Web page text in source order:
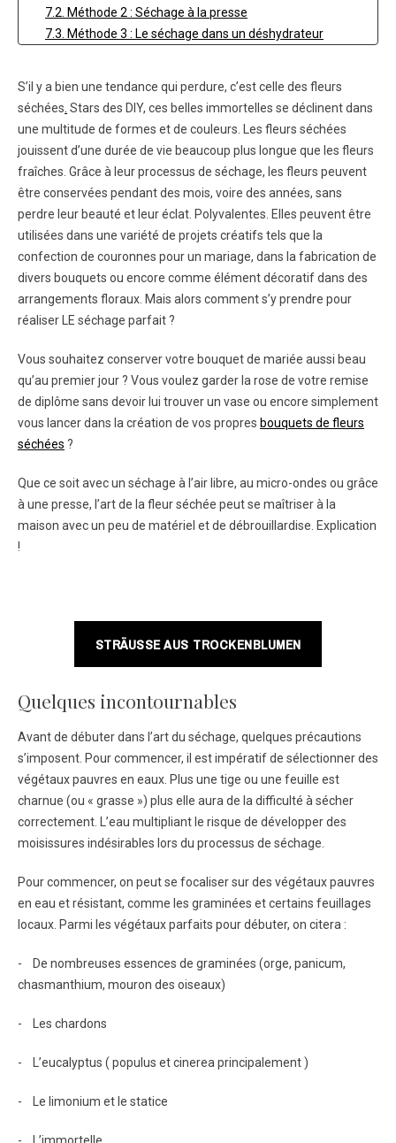
7.2. Méthode 2 : Séchage à la presse
7.3. Méthode 3 : Le séchage dans un déshydrateur
8. Préserver la beauté de vos fleurs séchées
9. Sträuße aus Trockenblumen
10.1. Combien de temps faut-il pour sécher un bouquet ?
10.2. Comment conserver des bouquets séchés sur le
long terme ?
10.3. Combien de temps dure un bouquet séché ?
S’il y a bien une tendance qui perdure, c’est celle des fleurs
séchées. Stars des DIY, ces belles immortelles se déclinent dans
une multitude de formes et de couleurs. Les fleurs séchées
jouissent d’une durée de vie beaucoup plus longue que les fleurs
fraîches. Grâce à leur processus de séchage, les fleurs peuvent
être conservées pendant des mois, voire des années, sans
perdre leur beauté et leur éclat. Polyvalentes. Elles peuvent être
utilisées dans une variété de projets créatifs tels que la
confection de couronnes pour un mariage, dans la fabrication de
divers bouquets ou encore comme élément décoratif dans des
arrangements floraux. Mais alors comment s’y prendre pour
réaliser LE séchage parfait ?
Vous souhaitez conserver votre bouquet de mariée aussi beau
qu’au premier jour ? Vous voulez garder la rose de votre remise
de diplôme sans devoir lui trouver un vase ou encore simplement
vous lancer dans la création de vos propres bouquets de fleurs
séchées ?
Que ce soit avec un séchage à l’air libre, au micro-ondes ou grâce
à une presse, l’art de la fleur séchée peut se maîtriser à la
maison avec un peu de matériel et de débrouillardise. Explication
!
STRÄUSSE AUS TROCKENBLUMEN
Quelques incontournables
Avant de débuter dans l’art du séchage, quelques précautions
s’imposent. Pour commencer, il est impératif de sélectionner des
végétaux pauvres en eaux. Plus une tige ou une feuille est
charnue (ou « grasse ») plus elle aura de la difficulté à sécher
correctement. L’eau multipliant le risque de développer des
moisissures indésirables lors du processus de séchage.
Pour commencer, on peut se focaliser sur des végétaux pauvres
en eau et résistant, comme les graminées et certains feuillages
locaux. Parmi les végétaux parfaits pour débuter, on citera :
- De nombreuses essences de graminées (orge, panicum,
chasmanthium, mouron des oiseaux)
- Les chardons
- L’eucalyptus ( populus et cinerea principalement )
- Le limonium et le statice